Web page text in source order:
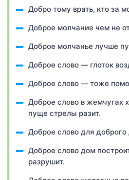
Добро тому врать, кто за
Доброе молчание чем не
Доброе молчанье лучше
Доброе слово — глоток
Доброе слово — тоже
Доброе слово в жемчугах
пуще стрелы разит.
Доброе слово для доброго
Доброе слово дом
разрушит.